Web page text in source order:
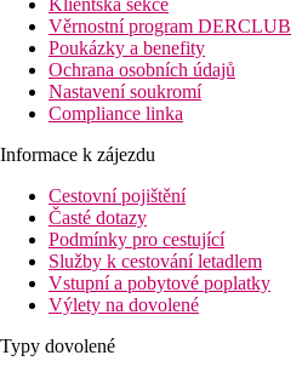
Klientská sekce
Věrnostní program DERCLUB
Poukázky a benefity
Ochrana osobních údajů
Nastavení soukromí
Compliance linka
Informace k zájezdu
Cestovní pojištění
Časté dotazy
Podmínky pro cestující
Služby k cestování letadlem
Vstupní a pobytové poplatky
Výlety na dovolené
Typy dovolené